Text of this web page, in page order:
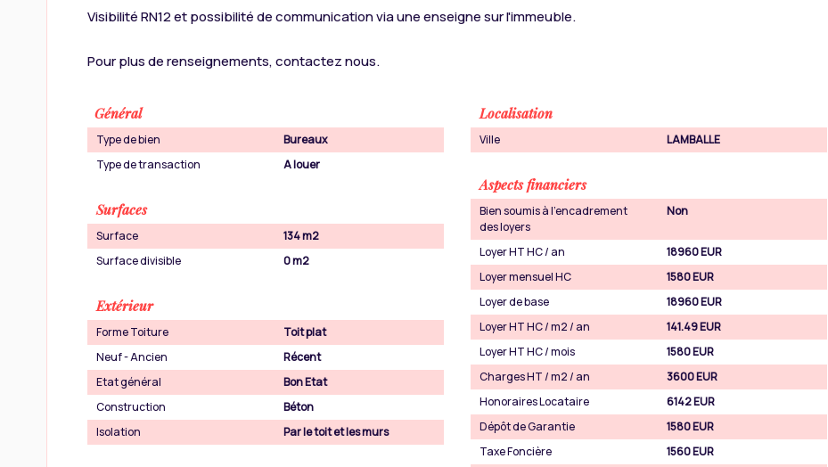
Visibilité RN12 et possibilité de communication via une enseigne sur l'immeuble.
Pour plus de renseignements, contactez nous.
Général
Type de bien
Bureaux
Type de transaction
A louer
Localisation
Ville LAMBALLE
Aspects financiers
Bien soumis à l'encadrement
des loyers
Non
Loyer HT HC / an
18960 EUR
Loyer mensuel HC
1580 EUR
Loyer de base
18960 EUR
Loyer HT HC / m2 / an
141.49 EUR
Loyer HT HC / mois
1580 EUR
Charges HT / m2 / an
3600 EUR
Honoraires Locataire
6142 EUR
Dépôt de Garantie
1580 EUR
Taxe Foncière
1560 EUR
Surfaces
Surface
134 m2
Surface divisible
0 m2
Extérieur
Forme Toiture
Toit plat
Neuf - Ancien
Récent
Etat général
Bon Etat
Construction
Béton
Isolation
Par le toit et les murs